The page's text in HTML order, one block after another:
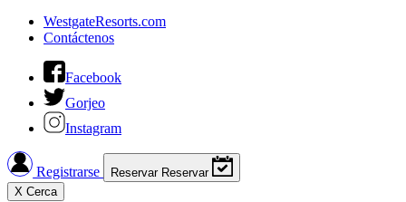
WestgateResorts.com
Contáctenos
Facebook
Gorjeo
Instagram
Registrarse Reservar Reservar
X Cerca